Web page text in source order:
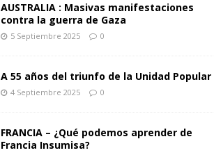
AUSTRALIA : Masivas manifestaciones
contra la guerra de Gaza
5 Septiembre 2025 0
A 55 años del triunfo de la Unidad Popular
4 Septiembre 2025 0
FRANCIA – ¿Qué podemos aprender de
Francia Insumisa?